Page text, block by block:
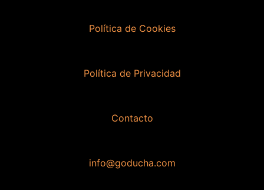
Política de Cookies
Política de Privacidad
Contacto
info@goducha.com